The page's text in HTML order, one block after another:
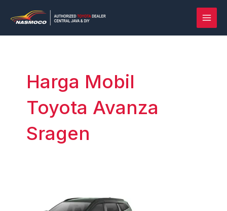
konten
Harga Mobil
Toyota Avanza
Sragen
pagination